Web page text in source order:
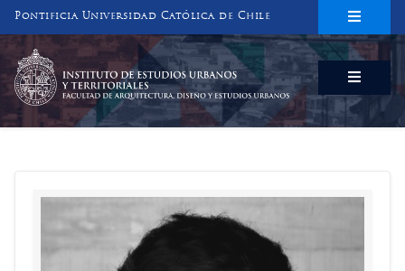
Pontificia Universidad Católica de Chile
INSTITUTO DE ESTUDIOS URBANOS
Y TERRITORIALES